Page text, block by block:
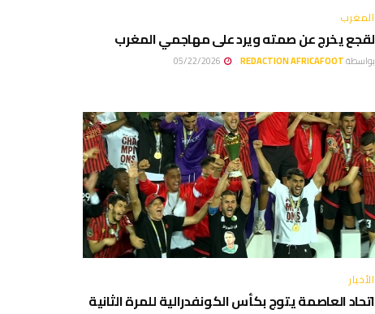
المغرب
لقجع يخرج عن صمته ويرد على مهاجمي المغرب
بواسطةREDACTION AFRICAFOOT
الأخبار
اتحاد العاصمة يتوج بكأس الكونفدرالية للمرة الثانية